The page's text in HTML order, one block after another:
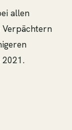
allen
Verpächtern
2021.